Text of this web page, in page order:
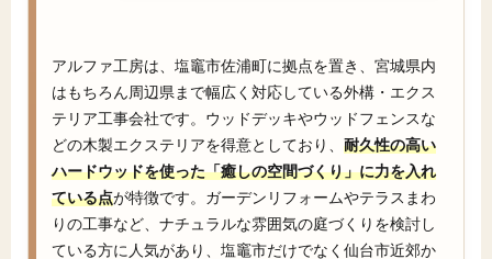
アルファ工房は、塩竈市佐浦町に拠点を置き、宮城県内
はもちろん周辺県まで幅広く対応している外構・エクス
テリア工事会社です。ウッドデッキやウッドフェンスな
どの木製エクステリアを得意としており、 耐久性の高い
ハードウッドを使った「癒しの空間づくり」に力を入れ
ている点が特徴です。ガーデンリフォームやテラスまわ
りの工事など、ナチュラルな雰囲気の庭づくりを検討し
ている方に人気があり、塩竈市だけでなく仙台市近郊か